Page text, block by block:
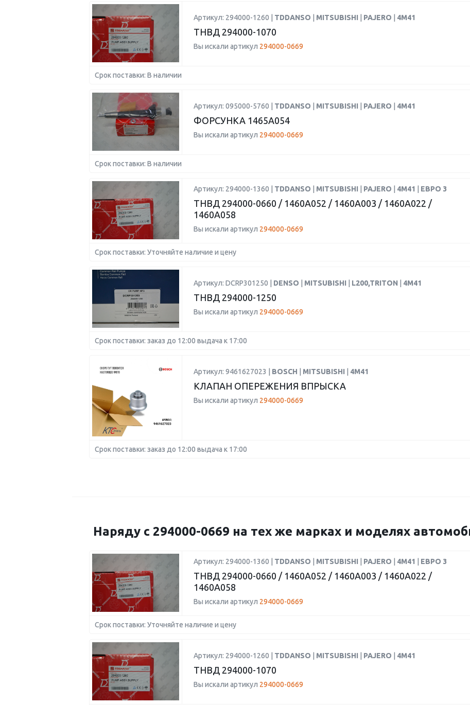
Артикул: 294000-1260 | TDDANSO MITSUBISHI PAJERO 4M41
ТНВД 294000-1070
Вы искали артикул 294000-0669
Срок поставки: В наличии
Артикул: 095000-5760 | TDDANSO MITSUBISHI PAJERO 4M41
ФОРСУНКА 1465A054
Вы искали артикул 294000-0669
Срок поставки: В наличии
Артикул: 294000-1360 | TDDANSO MITSUBISHI PAJERO 4M41 ЕВРО 3
ТНВД 294000-0660 / 1460A052 / 1460A003 / 1460A022 /
1460A058
Вы искали артикул 294000-0669
Срок поставки: Уточняйте наличие и цену
Артикул: DCRP301250 | DENSO MITSUBISHI L200,TRITON 4M41
ТНВД 294000-1250
Вы искали артикул 294000-0669
Срок поставки: заказ до 12:00 выдача к 17:00
Артикул: 9461627023 | BOSCH MITSUBISHI 4M41
КЛАПАН ОПЕРЕЖЕНИЯ ВПРЫСКА
Вы искали артикул 294000-0669
Срок поставки: заказ до 12:00 выдача к 17:00
Наряду с 294000-0669 на тех же марках и моделях
Артикул: 294000-1360 | TDDANSO MITSUBISHI PAJERO 4M41 ЕВРО 3
ТНВД 294000-0660 / 1460A052 / 1460A003 / 1460A022 /
1460A058
Вы искали артикул 294000-0669
Срок поставки: Уточняйте наличие и цену
Артикул: 294000-1260 | TDDANSO MITSUBISHI PAJERO 4M41
ТНВД 294000-1070
Вы искали артикул 294000-0669